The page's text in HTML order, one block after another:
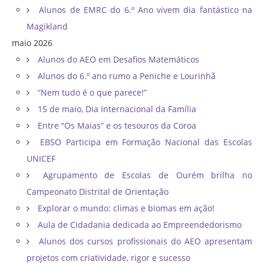
Alunos de EMRC do 6.º Ano vivem dia fantástico na
Magikland
maio 2026
Alunos do AEO em Desafios Matemáticos
Alunos do 6.º ano rumo a Peniche e Lourinhã
“Nem tudo é o que parece!”
15 de maio, Dia Internacional da Família
Entre “Os Maias” e os tesouros da Coroa
EBSO Participa em Formação Nacional das Escolas
UNICEF
Agrupamento de Escolas de Ourém brilha no
Campeonato Distrital de Orientação ​
Explorar o mundo: climas e biomas em ação!
Aula de Cidadania dedicada ao Empreendedorismo
Alunos dos cursos profissionais do AEO apresentam
projetos com criatividade, rigor e sucesso